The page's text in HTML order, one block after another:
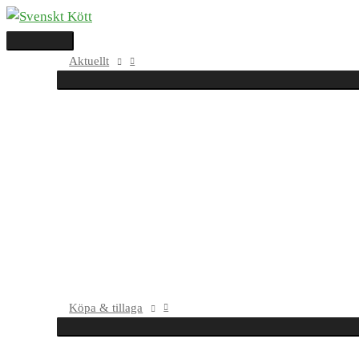
Hoppa
till
innehåll
Huvudmeny
Aktuellt
Köpa & tillaga
Sök
efter:
Sök